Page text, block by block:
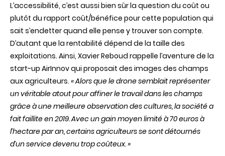
L’accessibilité, c’est aussi bien sûr la question du coût ou
plutôt du rapport coût/bénéfice pour cette population qui
sait s’endetter quand elle pense y trouver son compte.
D’autant que la rentabilité dépend de la taille des
exploitations. Ainsi, Xavier Reboud rappelle l’aventure de la
start-up AirInnov qui proposait des images des champs
aux agriculteurs. « Alors que le drone semblait représenter
un véritable atout pour affiner le travail dans les champs
grâce à une meilleure observation des cultures, la société a
fait faillite en 2019. Avec un gain moyen limité à 70 euros à
l’hectare par an, certains agriculteurs se sont détournés
d’un service devenu trop coûteux. »